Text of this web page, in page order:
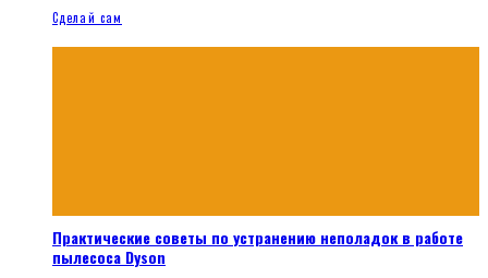
Сделай сам
Практические советы по устранению неполадок в работе
пылесоса Dyson